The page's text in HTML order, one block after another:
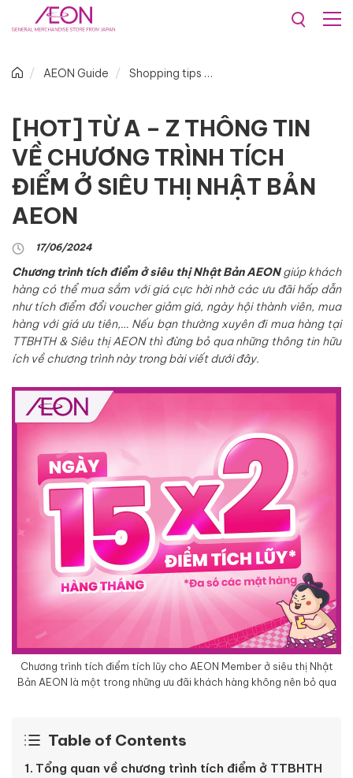
AEON Guide Shopping tips
[HOT] TỪ A – Z THÔNG TIN
VỀ CHƯƠNG TRÌNH TÍCH
ĐIỂM Ở SIÊU THỊ NHẬT BẢN
AEON
17/06/2024
Chương trình tích điểm ở siêu thị Nhật Bản AEONgiúp khách
hàng có thể mua sắm với giá cực hời nhờ các ưu đãi hấp dẫn
như tích điểm đổi voucher giảm giá, ngày hội thành viên, mua
hàng với giá ưu tiên,… Nếu bạn thường xuyên đi mua hàng tại
TTBHTH & Siêu thị AEON thì đừng bỏ qua những thông tin hữu
ích về chương trình này trong bài viết dưới đây.
Chương trình tích điểm tích lũy cho AEON Member ở siêu thị Nhật
Bản AEON là một trong những ưu đãi khách hàng không nên bỏ qua
Table of Contents
Tổng quan về chương trình tích điểm ở TTBHTH